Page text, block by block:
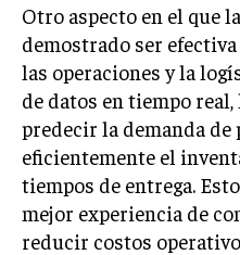
PLANIFICACIÓN
FINANZAS
FINANZAS Y
GESTIÓN DE
INVERSIONES Y
CONTABILIDAD
Otro aspecto en el que
demostrado ser
las operaciones y la
de datos en tiempo
predecir la demanda
eficientemente el
tiempos de entrega.
mejor experiencia de
reducir costos